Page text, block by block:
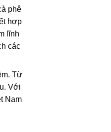
phê
hợp
lĩnh
các
Từ
Với
Nam